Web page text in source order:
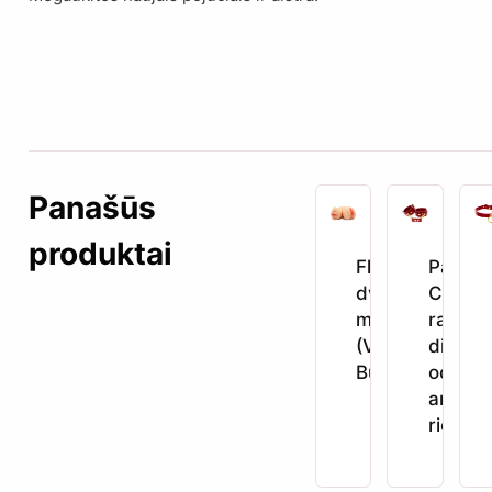
Panašūs
produktai
Flip Fucker –
dvipusis
masturbatorius
(Vagina /
Burna)
Passion
Cuffs –
raudoni
odos
riešams